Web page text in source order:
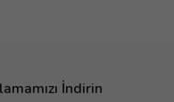
İndirin